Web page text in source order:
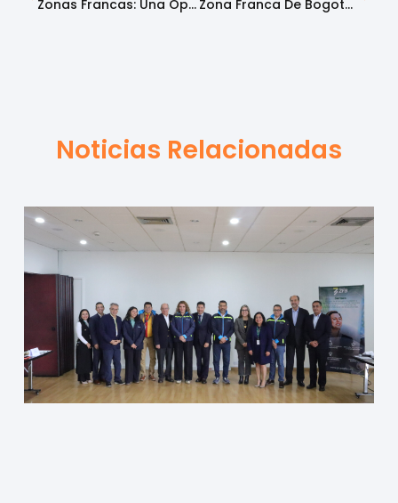
Zonas Francas: Una Oportunidad De Competitividad Para El Sector Salud
Zona Franca De Bogotá, Certificada Con El Sello De Buenas Prácticas De Innovación
Noticias Relacionadas